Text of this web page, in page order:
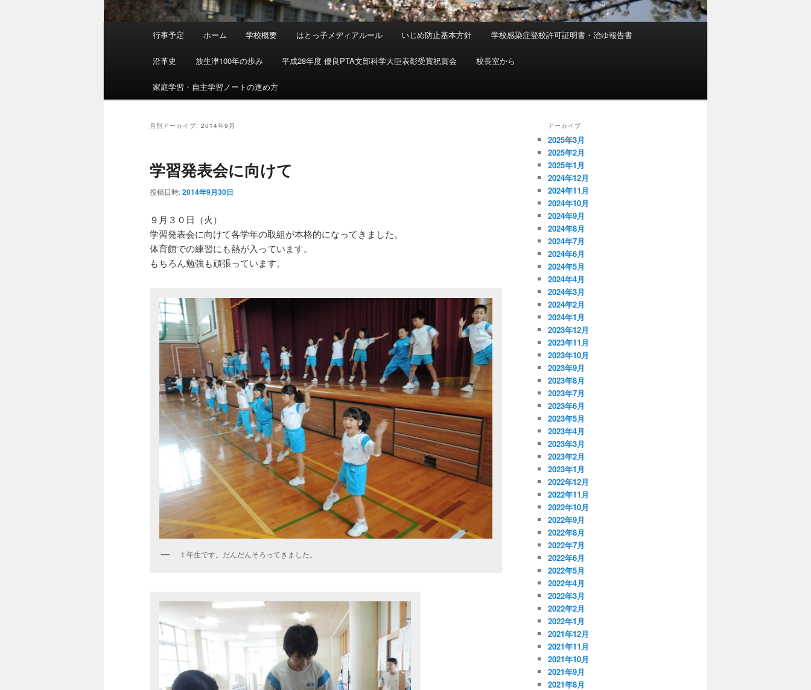
ュ
行事予定 ホーム 学校概要 はとっ子メディアルール いじめ防止基本方針 学校感染症登校許可証明書・治ゆ報告書
沿革史 放生津100年の歩み 平成28年度 優良PTA文部科学大臣表彰受賞祝賀会 校長室から
家庭学習・自主学習ノートの進め方
月別アーカイブ: 2014年9月
学習発表会に向けて
投稿日時:2014年9月30日
９月３０日（火）
学習発表会に向けて各学年の取組が本格的になってきました。
体育館での練習にも熱が入っています。
もちろん勉強も頑張っています。
１年生です。だんだんそろってきました。
アーカイブ
2025年3月
2025年2月
2025年1月
2024年12月
2024年11月
2024年10月
2024年9月
2024年8月
2024年7月
2024年6月
2024年5月
2024年4月
2024年3月
2024年2月
2024年1月
2023年12月
2023年11月
2023年10月
2023年9月
2023年8月
2023年7月
2023年6月
2023年5月
2023年4月
2023年3月
2023年2月
2023年1月
2022年12月
2022年11月
2022年10月
2022年9月
2022年8月
2022年7月
2022年6月
2022年5月
2022年4月
2022年3月
2022年2月
2022年1月
2021年12月
2021年11月
2021年10月
2021年9月
2021年8月